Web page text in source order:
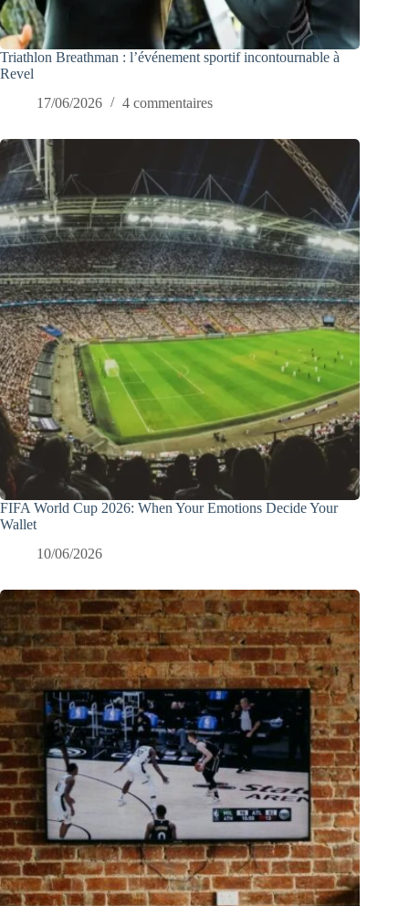
Triathlon Breathman : l’événement sportif incontournable à
Revel
17/06/2026
4 commentaires
FIFA World Cup 2026: When Your Emotions Decide Your
Wallet
10/06/2026